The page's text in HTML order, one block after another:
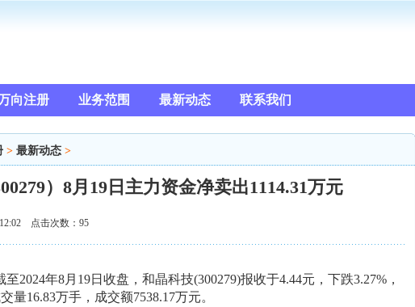
向注册 业务范围 最新动态 联系我们
> 最新动态 >
）8月19日主力资金净卖出1114.31万元
点击次数：95
2024年8月19日收盘，和晶科技(300279)报收于4.44元，下跌3.27%，
量16.83万手，成交额7538.17万元。